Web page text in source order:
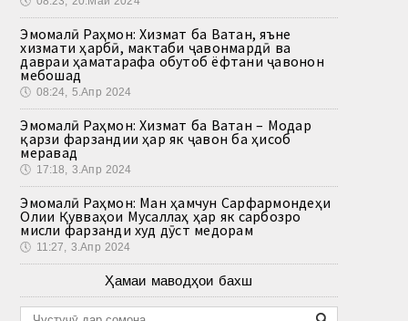
Эмомалӣ Раҳмон: Хизмат ба Ватан, яъне
хизмати ҳарбӣ, мактаби ҷавонмардӣ ва
давраи ҳаматарафа обутоб ёфтани ҷавонон
мебошад
🕔 08:24, 5.Апр 2024
Эмомалӣ Раҳмон: Хизмат ба Ватан – Модар
қарзи фарзандии ҳар як ҷавон ба ҳисоб
меравад
🕔 17:18, 3.Апр 2024
Эмомалӣ Раҳмон: Ман ҳамчун Сарфармондеҳи
Олии Қувваҳои Мусаллаҳ ҳар як сарбозро
мисли фарзанди худ дӯст медорам
🕔 11:27, 3.Апр 2024
Ҳамаи маводҳои бахш